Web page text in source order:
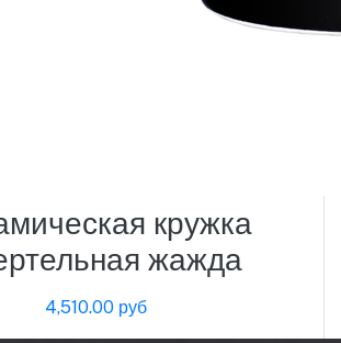
кружка
жажда
4,510.00 руб